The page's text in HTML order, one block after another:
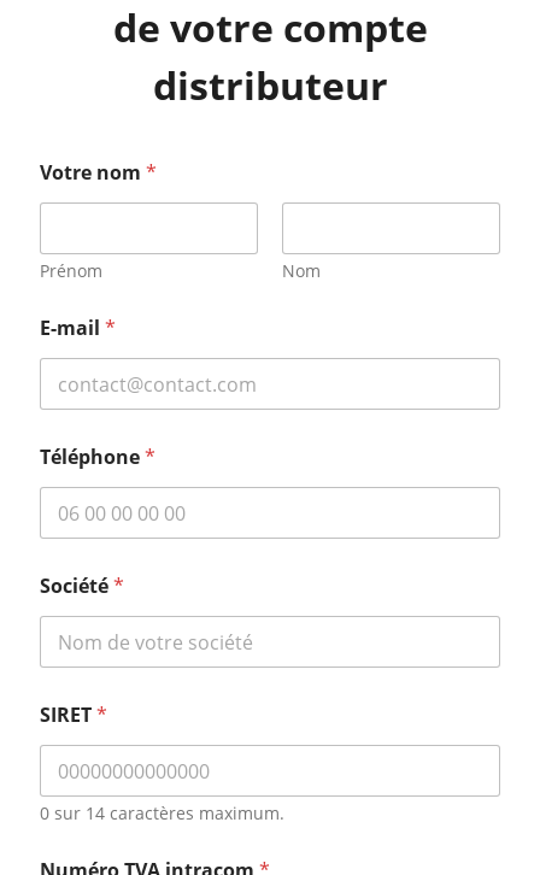
de votre compte
distributeur
Votre nom*
Prénom Nom
E-mail*
Téléphone*
Société*
SIRET*
0 sur 14 caractères maximum.